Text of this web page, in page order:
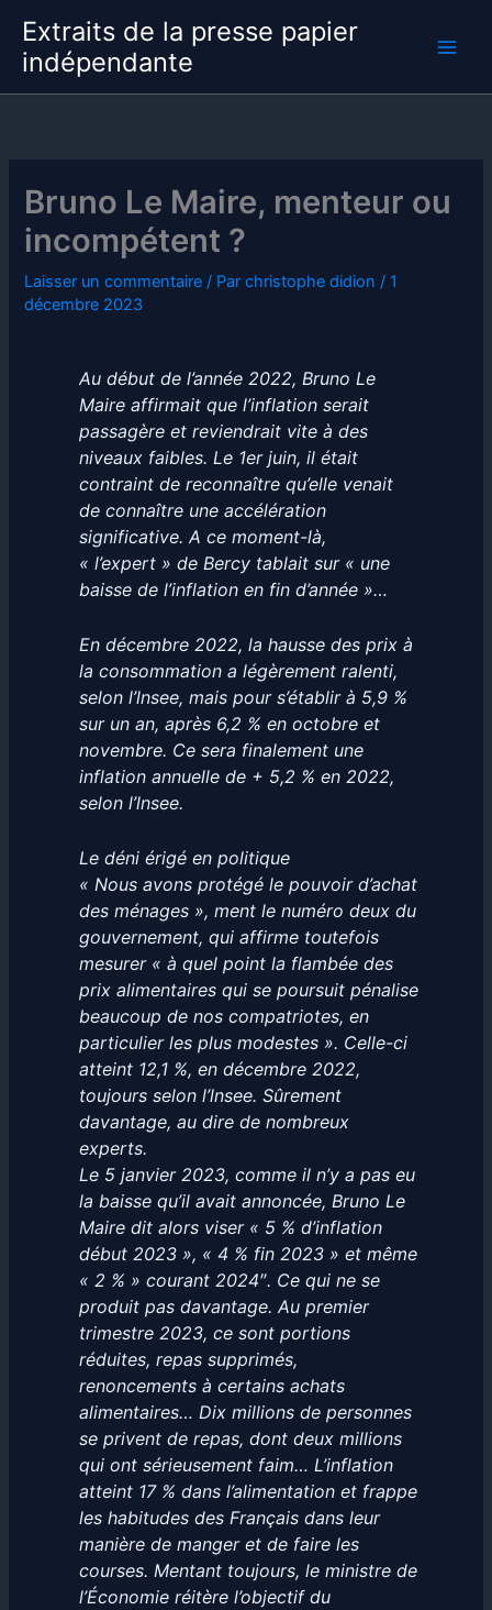
contenu
Extraits de la presse papier
indépendante
Bruno Le Maire, menteur ou
incompétent ?
Laisser un commentaire / Parchristophe didion / 1
décembre 2023
Au début de l’année 2022, Bruno Le
Maire affirmait que l’inflation serait
passagère et reviendrait vite à des
niveaux faibles. Le 1er juin, il était
contraint de reconnaître qu’elle venait
de connaître une accélération
significative. A ce moment-là,
« l’expert » de Bercy tablait sur « une
baisse de l’inflation en fin d’année »…
En décembre 2022, la hausse des prix à
la consommation a légèrement ralenti,
selon l’lnsee, mais pour s’établir à 5,9 %
sur un an, après 6,2 % en octobre et
novembre. Ce sera finalement une
inflation annuelle de + 5,2 % en 2022,
selon l’lnsee.
Le déni érigé en politique
« Nous avons protégé le pouvoir d’achat
des ménages », ment le numéro deux du
gouvernement, qui affirme toutefois
mesurer « à quel point la flambée des
prix alimentaires qui se poursuit pénalise
beaucoup de nos compatriotes, en
particulier les plus modestes ». Celle-ci
atteint 12,1 %, en décembre 2022,
toujours selon l’lnsee. Sûrement
davantage, au dire de nombreux
experts.
Le 5 janvier 2023, comme il n’y a pas eu
la baisse qu’il avait annoncée, Bruno Le
Maire dit alors viser « 5 % d’inflation
début 2023 », « 4 % fin 2023 » et même
« 2 % » courant 2024″. Ce qui ne se
produit pas davantage. Au premier
trimestre 2023, ce sont portions
réduites, repas supprimés,
renoncements à certains achats
alimentaires… Dix millions de personnes
se privent de repas, dont deux millions
qui ont sérieusement faim… L’inflation
atteint 17 % dans l’alimentation et frappe
les habitudes des Français dans leur
manière de manger et de faire les
courses. Mentant toujours, le ministre de
l’Économie réitère l’objectif du